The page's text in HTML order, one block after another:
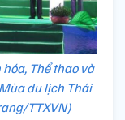
Thể thao và
du lịch Thái
TTXVN)